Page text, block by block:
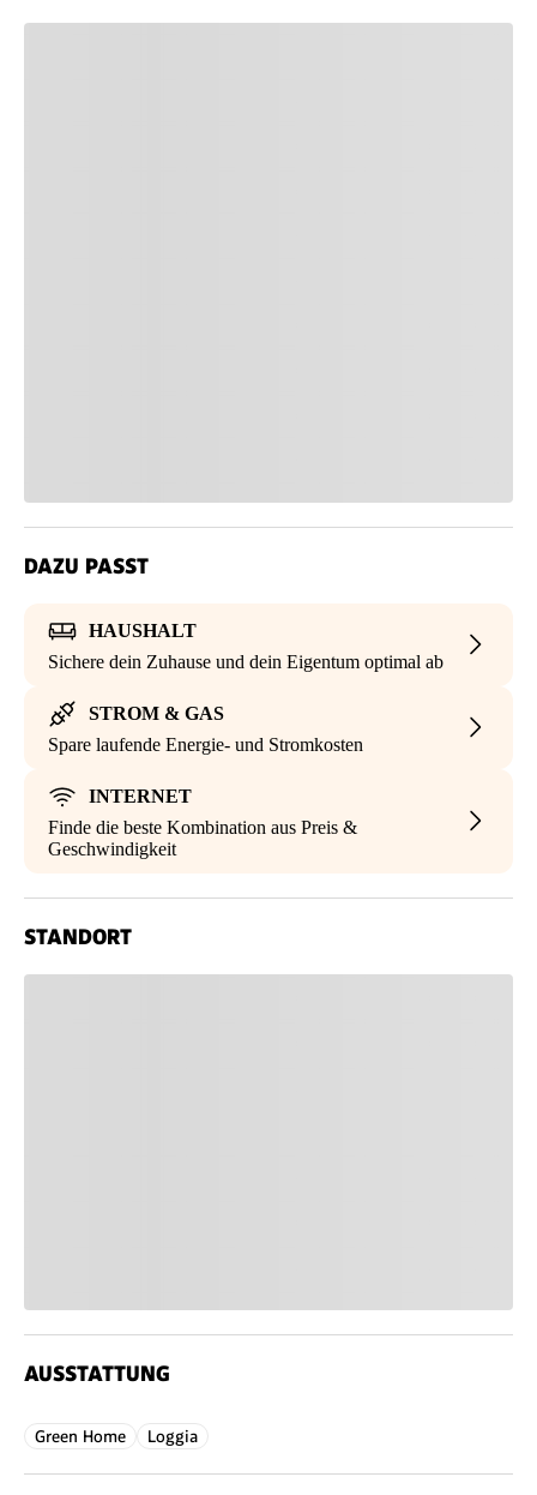
DAZU PASST
HAUSHALT
Sichere dein Zuhause und dein Eigentum optimal ab
STROM & GAS
Spare laufende Energie- und Stromkosten
INTERNET
Finde die beste Kombination aus Preis &
Geschwindigkeit
STANDORT
AUSSTATTUNG
Green Home Loggia